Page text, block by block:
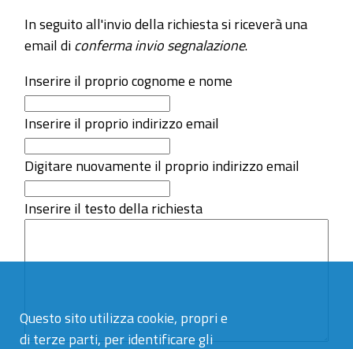
Questo sito utilizza cookie, propri e
di terze parti, per identificare gli
In seguito all'invio della richiesta si riceverà una
email diconferma invio segnalazione.
Inserire il proprio cognome e nome
Inserire il proprio indirizzo email
Digitare nuovamente il proprio indirizzo email
Inserire il testo della richiesta